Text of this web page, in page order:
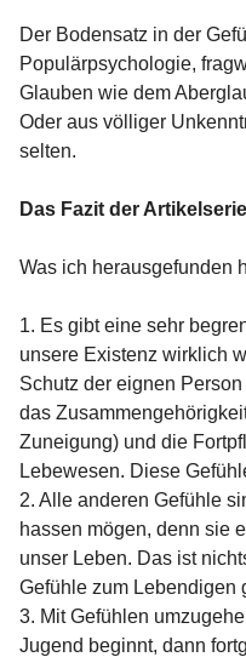
Der Bodensatz in der
Populärpsychologie,
Glauben wie dem
Oder aus völliger
selten.
Das Fazit der
Was ich herausgefunden
1. Es gibt eine sehr
unsere Existenz wirklich
Schutz der eignen
das
Zuneigung) und die
Lebewesen. Diese
2. Alle anderen Gefühle
hassen mögen, denn sie
unser Leben. Das ist
Gefühle zum Lebendigen
3. Mit Gefühlen
Jugend beginnt, dann